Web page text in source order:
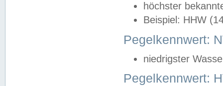
höchster
Beispiel: HHW
Pegelkennwert:
niedrigster
Pegelkennwert: